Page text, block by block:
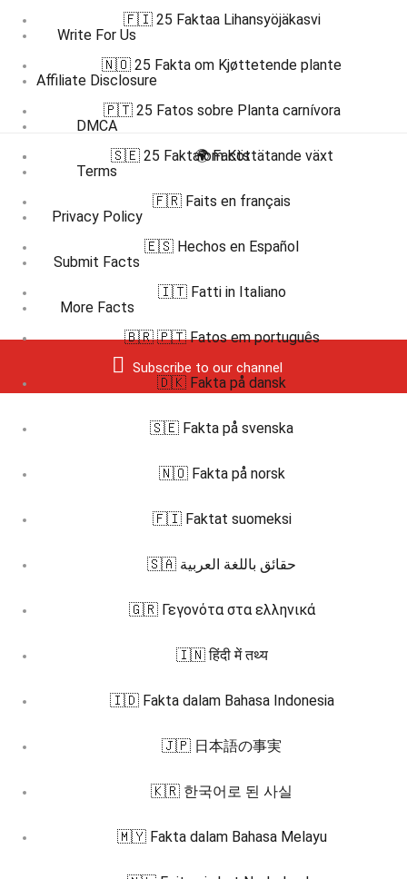
Write For Us
Affiliate Disclosure
DMCA
Terms
Privacy Policy
Submit Facts
More Facts
Subscribe to our channel
🇫🇮 25 Faktaa Lihansyöjäkasvi
🇳🇴 25 Fakta om Kjøttetende plante
🇵🇹 25 Fatos sobre Planta carnívora
🇸🇪 25 Fakta om Köttätande växt
🌍 Facts
🇫🇷 Faits en français
🇪🇸 Hechos en Español
🇮🇹 Fatti in Italiano
🇧🇷 🇵🇹 Fatos em português
🇩🇰 Fakta på dansk
🇸🇪 Fakta på svenska
🇳🇴 Fakta på norsk
🇫🇮 Faktat suomeksi
🇸🇦 حقائق باللغة العربية
🇬🇷 Γεγονότα στα ελληνικά
🇮🇳 हिंदी में तथ्य
🇮🇩 Fakta dalam Bahasa Indonesia
🇯🇵 日本語の事実
🇰🇷 한국어로 된 사실
🇲🇾 Fakta dalam Bahasa Melayu